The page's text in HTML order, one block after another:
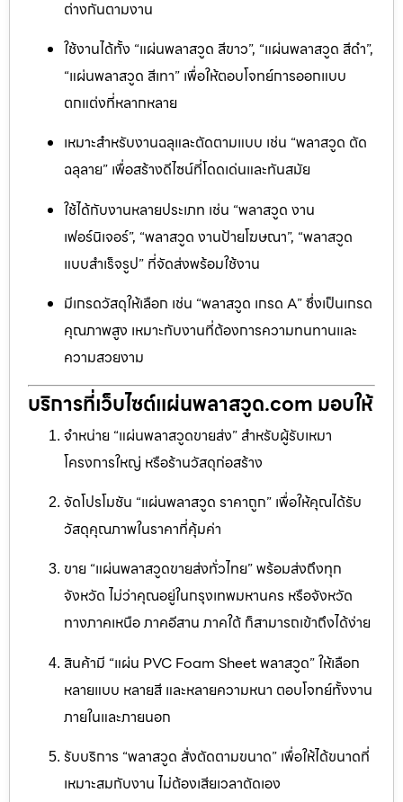
ต่างกันตามงาน
ใช้งานได้ทั้ง “แผ่นพลาสวูด สีขาว”, “แผ่นพลาสวูด สีดำ”,
“แผ่นพลาสวูด สีเทา” เพื่อให้ตอบโจทย์การออกแบบ
ตกแต่งที่หลากหลาย
เหมาะสำหรับงานฉลุและตัดตามแบบ เช่น “พลาสวูด ตัด
ฉลุลาย” เพื่อสร้างดีไซน์ที่โดดเด่นและทันสมัย
ใช้ได้กับงานหลายประเภท เช่น “พลาสวูด งาน
เฟอร์นิเจอร์”, “พลาสวูด งานป้ายโฆษณา”, “พลาสวูด
แบบสำเร็จรูป” ที่จัดส่งพร้อมใช้งาน
มีเกรดวัสดุให้เลือก เช่น “พลาสวูด เกรด A” ซึ่งเป็นเกรด
คุณภาพสูง เหมาะกับงานที่ต้องการความทนทานและ
ความสวยงาม
บริการที่เว็บไซต์แผ่นพลาสวูด.com มอบให้
จำหน่าย “แผ่นพลาสวูดขายส่ง” สำหรับผู้รับเหมา
โครงการใหญ่ หรือร้านวัสดุก่อสร้าง
จัดโปรโมชัน “แผ่นพลาสวูด ราคาถูก” เพื่อให้คุณได้รับ
วัสดุคุณภาพในราคาที่คุ้มค่า
ขาย “แผ่นพลาสวูดขายส่งทั่วไทย” พร้อมส่งถึงทุก
จังหวัด ไม่ว่าคุณอยู่ในกรุงเทพมหานคร หรือจังหวัด
ทางภาคเหนือ ภาคอีสาน ภาคใต้ ก็สามารถเข้าถึงได้ง่าย
สินค้ามี “แผ่น PVC Foam Sheet พลาสวูด” ให้เลือก
หลายแบบ หลายสี และหลายความหนา ตอบโจทย์ทั้งงาน
ภายในและภายนอก
รับบริการ “พลาสวูด สั่งตัดตามขนาด” เพื่อให้ได้ขนาดที่
เหมาะสมกับงาน ไม่ต้องเสียเวลาตัดเอง